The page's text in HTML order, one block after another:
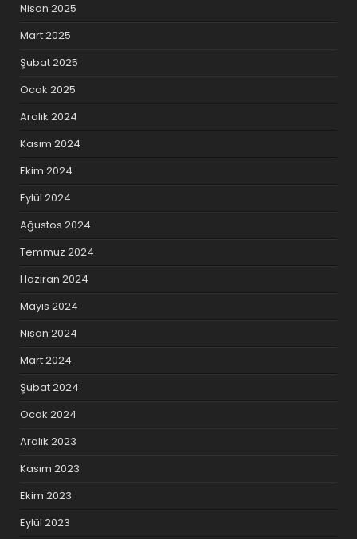
Nisan 2025
Mart 2025
Şubat 2025
Ocak 2025
Aralık 2024
Kasım 2024
Ekim 2024
Eylül 2024
Ağustos 2024
Temmuz 2024
Haziran 2024
Mayıs 2024
Nisan 2024
Mart 2024
Şubat 2024
Ocak 2024
Aralık 2023
Kasım 2023
Ekim 2023
Eylül 2023